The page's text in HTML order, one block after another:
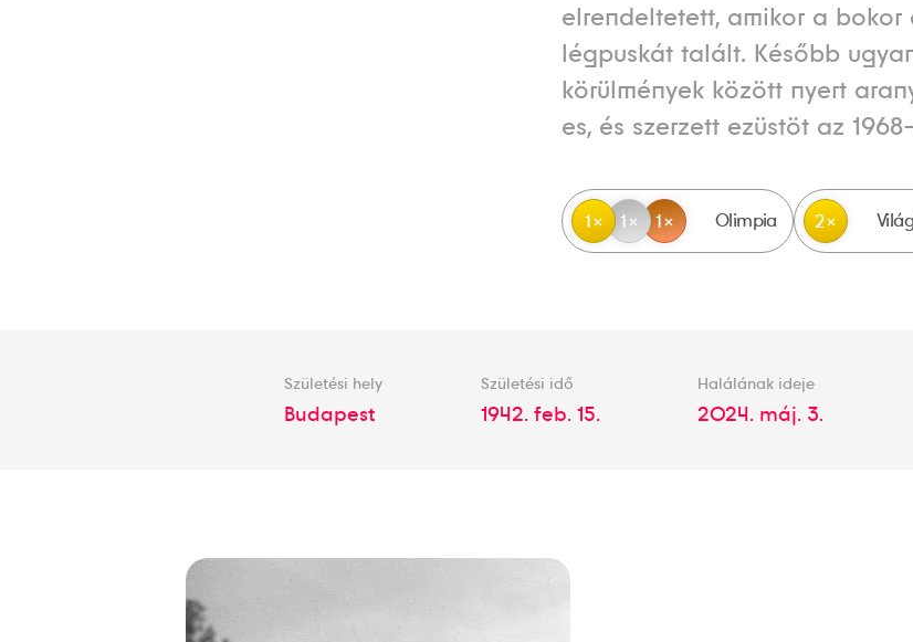
elrendeltetett, amikor a bokor
légpuskát talált. Később
körülmények között nyert
es, és szerzett ezüstöt az
1 1 1 Olimpia 2
Születési hely
Budapest
Születési idő
1942. feb. 15.
Halálának ideje
2024. máj. 3.